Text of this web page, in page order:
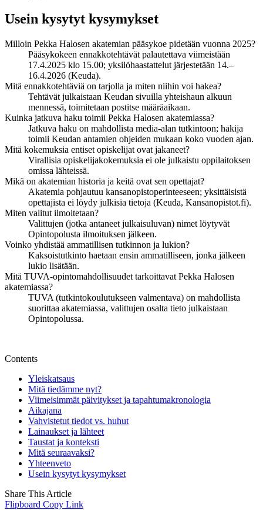
Usein kysytyt kysymykset
Milloin Pekka Halosen akatemian pääsykoe pidetään vuonna 2025?
Pääsykokeen ennakkotehtävät palautettava viimeistään
17.4.2025 klo 15.00; yksilöhaastattelut järjestetään 14.–
16.4.2026 (Keuda).
Mitä ennakkotehtäviä on tarjolla ja miten niihin voi hakea?
Tehtävät julkaistaan Keudan sivuilla yhteishaun alkuun
mennessä, toimitetaan postitse määräaikaan.
Kuinka jatkuva haku toimii Pekka Halosen akatemiassa?
Jatkuva haku on mahdollista media-alan tutkintoon; hakija
toimii Keudan antamien ohjeiden mukaan koko vuoden ajan.
Mitä kokemuksia entiset opiskelijat ovat jakaneet?
Virallisia opiskelijakokemuksia ei ole julkaistu oppilaitoksen
omissa lähteissä.
Mikä on akatemian historia ja keitä ovat sen opettajat?
Akatemia pohjautuu kansanopistoperinteeseen; yksittäisistä
opettajista ei löydy julkisia tietoja (Keuda, Kansanopistot.fi).
Miten valitut ilmoitetaan?
Valittujen (jotka antaneet julkaisuluvan) nimet löytyvät
Opintopolusta ilmoituksen jälkeen.
Voinko yhdistää ammatillisen tutkinnon ja lukion?
Kaksoistutkinto haetaan ensin ammatilliseen, jonka jälkeen
lukio lisätään.
Mitä TUVA-opintomahdollisuudet tarkoittavat Pekka Halosen
akatemiassa?
TUVA (tutkintokoulutukseen valmentava) on mahdollista
suorittaa akatemiassa, valittujen osalta tieto julkaistaan
Opintopolussa.
Contents
Yleiskatsaus
Mitä tiedämme nyt?
Viimeisimmät päivitykset ja tapahtumakronologia
Aikajana
Vahvistetut tiedot vs. huhut
Lainaukset ja lähteet
Taustat ja konteksti
Mitä seuraavaksi?
Yhteenveto
Usein kysytyt kysymykset
Share This Article
Flipboard Copy Link